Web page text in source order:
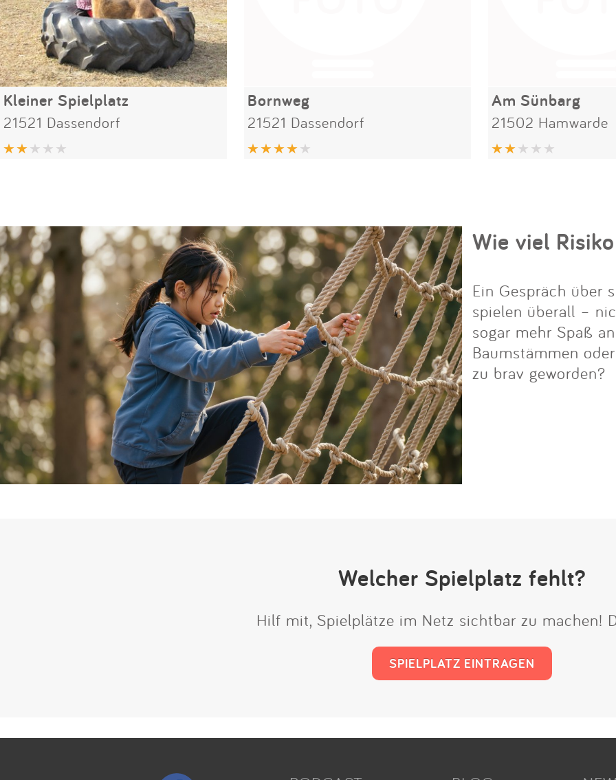
Kleiner Spielplatz
21521 Dassendorf
Bornweg
21521 Dassendorf
Am Sünbarg
21502 Hamwarde
Wie viel
Ein Gespräch über
spielen überall –
sogar mehr Spaß
Baumstämmen
zu brav geworden?
Welcher Spielplatz fehlt?
Hilf mit, Spielplätze im Netz sichtbar zu machen!
SPIELPLATZ EINTRAGEN